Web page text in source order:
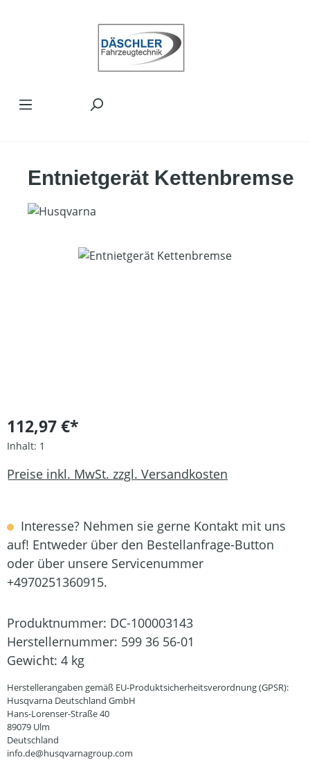
Entnietgerät Kettenbremse
Bildergalerie überspringen
112,97 €*
Inhalt: 1
Preise inkl. MwSt. zzgl. Versandkosten
Interesse? Nehmen sie gerne Kontakt mit uns
auf! Entweder über den Bestellanfrage-Button
oder über unsere Servicenummer
+4970251360915.
Produktnummer: DC-100003143
Herstellernummer: 599 36 56-01
Gewicht: 4 kg
Herstellerangaben gemäß EU-Produktsicherheitsverordnung (GPSR):
Husqvarna Deutschland GmbH
Hans-Lorenser-Straße 40
89079 Ulm
Deutschland
info.de@husqvarnagroup.com